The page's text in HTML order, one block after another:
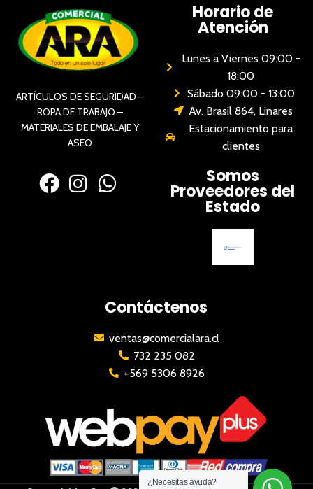
ARTÍCULOS DE SEGURIDAD –
ROPA DE TRABAJO –
MATERIALES DE EMBALAJE Y
ASEO
Horario de
Atención
Lunes a Viernes 09:00 -
18:00
Sábado 09:00 - 13:00
Av. Brasil 864, Linares
Estacionamiento para
clientes
Somos
Proveedores del
Estado
Contáctenos
ventas@comercialara.cl
732 235 082
+569 5306 8926
¿Necesitas ayuda?